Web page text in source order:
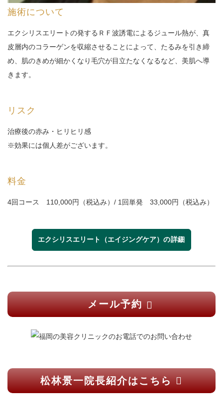
施術について
エクシリスエリートの発するＲＦ波誘電によるジュール熱が、真
皮層内のコラーゲンを収縮させることによって、たるみを引き締
め、肌のきめが細かくなり毛穴が目立たなくなるなど、美肌へ導
きます。
リスク
治療後の赤み・ヒリヒリ感
※効果には個人差がございます。
料金
4回コース 110,000円（税込み）/ 1回単発 33,000円（税込み）
エクシリスエリート（エイジングケア） の詳細
メール予約
松林景一院長紹介はこちら